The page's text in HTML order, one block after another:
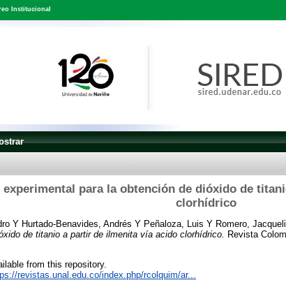
Institucional
experimental para la obtención de dióxido de
clorhídrico
Y Hurtado-Benavides, Andrés Y Peñaloza, Luis Y Romero,
de titanio a partir de ilmenita vía acido clorhídrico. Revista
from this repository.
revistas.unal.edu.co/index.php/rcolquim/ar...